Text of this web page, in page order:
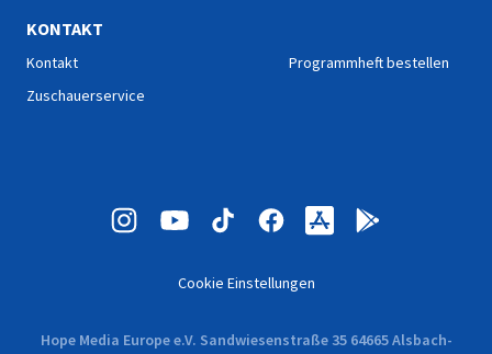
KONTAKT
Kontakt
Zuschauerservice
Programmheft bestellen
Cookie Einstellungen
Hope Media Europe e.V. Sandwiesenstraße 35 64665 Alsbach-